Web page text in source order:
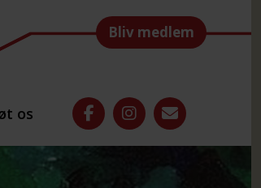
Bliv medlem
os